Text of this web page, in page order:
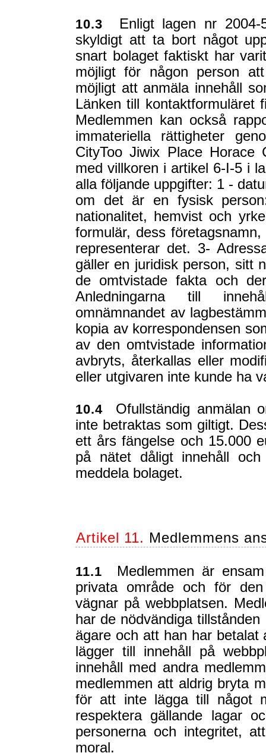
10.3 Enligt lagen nr 2004-
skyldigt att ta bort något
snart bolaget faktiskt har
möjligt för någon person
möjligt att anmäla innehåll
Länken till kontaktformuläret
Medlemmen kan också
immateriella rättigheter
CityToo Jiwix Place
med villkoren i artikel 6-I-5 i
alla följande uppgifter: 1 -
om det är en fysisk
nationalitet, hemvist och
formulär, dess
representerar det. 3-
gäller en juridisk person, sitt
de omtvistade fakta och
Anledningarna till
omnämnandet av
kopia av korrespondensen
av den omtvistade
avbryts, återkallas eller
eller utgivaren inte kunde ha
10.4 Ofullständig anmälan
inte betraktas som giltigt.
ett års fängelse och 15.000
på nätet dåligt innehåll
meddela bolaget.
Artikel 11. Medlemmens
11.1 Medlemmen är
privata område och för
vägnar på webbplatsen.
har de nödvändiga
ägare och att han har betalat
lägger till innehåll på
innehåll med andra
medlemmen att aldrig bryta
för att inte lägga till något
respektera gällande lagar
personerna och integritet,
moral.